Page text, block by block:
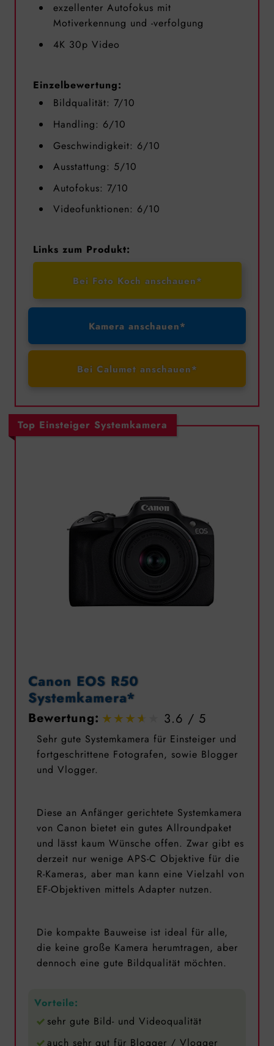
exzellenter Autofokus mit
Motiverkennung und -verfolgung
4K 30p Video
Einzelbewertung:
Bildqualität: 7/10
Handling: 6/10
Geschwindigkeit: 6/10
Ausstattung: 5/10
Autofokus: 7/10
Videofunktionen: 6/10
Links zum Produkt:
Bei Foto Koch anschauen*
Kamera anschauen*
Bei Calumet anschauen*
Top Einsteiger Systemkamera
Canon EOS R50
Systemkamera*
Bewertung: 3.6
Sehr gute Systemkamera für Einsteiger und
fortgeschrittene Fotografen, sowie Blogger
und Vlogger.
Diese an Anfänger gerichtete Systemkamera
von Canon bietet ein gutes Allroundpaket
und lässt kaum Wünsche offen. Zwar gibt es
derzeit nur wenige APS-C Objektive für die
R-Kameras, aber man kann eine Vielzahl von
EF-Objektiven mittels Adapter nutzen.
Die kompakte Bauweise ist ideal für alle,
die keine große Kamera herumtragen, aber
dennoch eine gute Bildqualität möchten.
Vorteile:
sehr gute Bild- und Videoqualität
auch sehr gut für Blogger / Vlogger